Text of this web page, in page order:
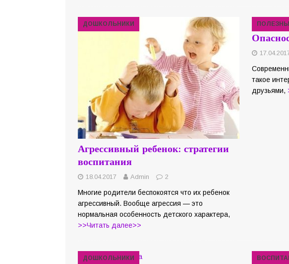
ДОШКОЛЬНИКИ
Агрессивный ребенок: стратегии
воспитания
18.04.2017 Admin 2
Многие родители беспокоятся что их ребенок
агрессивный. Вообще агрессия — это
нормальная особенность детского характера,
>>Читать далее>>
такое
друзьями,
ДОШКОЛЬНИКИ